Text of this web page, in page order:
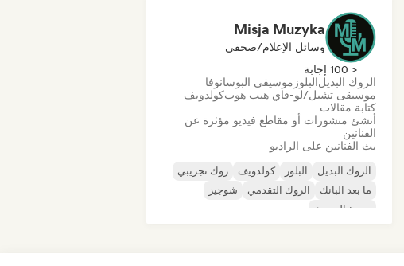
Misja Muzyka
وسائل الإعلام/صحفي
< 100 إجابة
الروك البديلالبلوز موسيقى البوسانوفا
موسيقى تشيل/لو-فاي هيب هوبكولدويف
كتابة مقالات
أنشئ منشورات أو مقاطع فيديو مؤثرة عن
الفنانين
بث الفنانين على الراديو
الروك البديل البلوز كولدويف
روك تجريبي
ما بعد البانك
الروك التقدمي
شوجيز
موجة السينث